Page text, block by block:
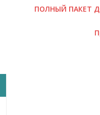
ПОЛНЫЙ ПАКЕТ